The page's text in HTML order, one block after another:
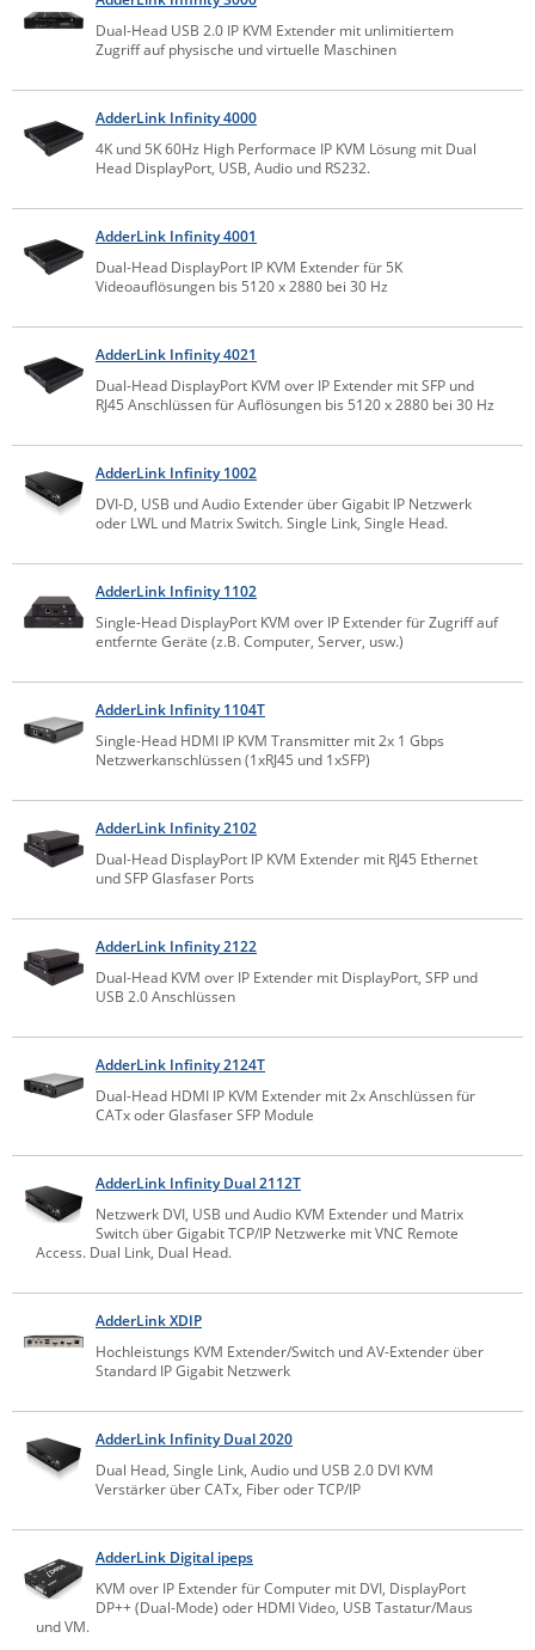
Energiemessung
Energieverteilung
IP, WLAN & GSM Sensorik
Datenlogger
IoT - Internet of Things
Remote I/O
IPC, Industrielle Netzwerktechnik & WLAN
Industrielle Netzwerktechnik / Kommunikation
Industrielle Computer
Wi-Fi - WLAN - Wireless
IT Netzwerktechnik / Kommunikation
Sonstige
Comet System
CompleTech
Digi
Enginko - mcf88
Fokus Technologies
Gefen
Gude
Guntermann & Drunck
High Sec Labs
HW group
IEC Lock
Ihse
Kramer Electronics
KVM TEC
Legrand
LigoWave
Milesight
Moxa
Panorama Antennas
PatchSee
Poynting
Raritan
Server Technology
Siretta
SIRIO Antenne
Sunbird
Tactical Software
TEKTELIC
Teltonika
Unwired Networks
Vision
Westermo
Yuasa
ZPE Systems
Dual-Head USB 2.0 IP KVM Extender mit unlimitiertem
Zugriff auf physische und virtuelle Maschinen
AdderLink Infinity 4000
4K und 5K 60Hz High Performace IP KVM Lösung mit Dual
Head DisplayPort, USB, Audio und RS232.
AdderLink Infinity 4001
Dual-Head DisplayPort IP KVM Extender für 5K
Videoauflösungen bis 5120 x 2880 bei 30 Hz
AdderLink Infinity 4021
Dual-Head DisplayPort KVM over IP Extender mit SFP und
RJ45 Anschlüssen für Auflösungen bis 5120 x 2880 bei 30 Hz
AdderLink Infinity 1002
DVI-D, USB und Audio Extender über Gigabit IP Netzwerk
oder LWL und Matrix Switch. Single Link, Single Head.
AdderLink Infinity 1102
Single-Head DisplayPort KVM over IP Extender für Zugriff auf
entfernte Geräte (z.B. Computer, Server, usw.)
AdderLink Infinity 1104T
Single-Head HDMI IP KVM Transmitter mit 2x 1 Gbps
Netzwerkanschlüssen (1xRJ45 und 1xSFP)
AdderLink Infinity 2102
Dual-Head DisplayPort IP KVM Extender mit RJ45 Ethernet
und SFP Glasfaser Ports
AdderLink Infinity 2122
Dual-Head KVM over IP Extender mit DisplayPort, SFP und
USB 2.0 Anschlüssen
AdderLink Infinity 2124T
Dual-Head HDMI IP KVM Extender mit 2x Anschlüssen für
CATx oder Glasfaser SFP Module
AdderLink Infinity Dual 2112T
Netzwerk DVI, USB und Audio KVM Extender und Matrix
Switch über Gigabit TCP/IP Netzwerke mit VNC Remote
Access. Dual Link, Dual Head.
AdderLink XDIP
Hochleistungs KVM Extender/Switch und AV-Extender über
Standard IP Gigabit Netzwerk
AdderLink Infinity Dual 2020
Dual Head, Single Link, Audio und USB 2.0 DVI KVM
Verstärker über CATx, Fiber oder TCP/IP
AdderLink Digital ipeps
KVM over IP Extender für Computer mit DVI, DisplayPort
DP++ (Dual-Mode) oder HDMI Video, USB Tastatur/Maus
und VM.